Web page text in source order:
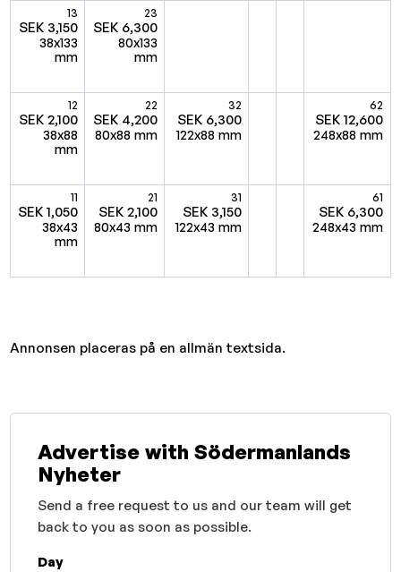
13
SEK 3,150
38x133
mm
23
SEK 6,300
80x133
mm
12
SEK 2,100
38x88
mm
22
SEK 4,200
80x88 mm
32
SEK 6,300
122x88 mm
62
SEK 12,600
248x88 mm
11
SEK 1,050
38x43
mm
21
SEK 2,100
80x43 mm
31
SEK 3,150
122x43 mm
61
SEK 6,300
248x43 mm
Annonsen placeras på en allmän textsida.
Advertise with Södermanlands
Nyheter
Send a free request to us and our team will get
back to you as soon as possible.
Day